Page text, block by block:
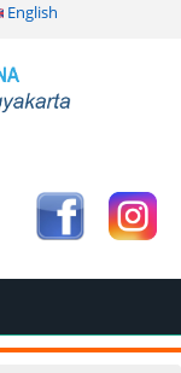
English